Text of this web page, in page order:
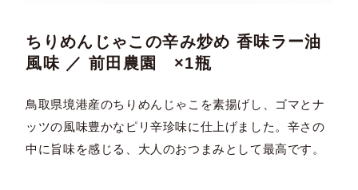
ちりめんじゃこの辛み炒め 香味ラー油
風味 ／ 前田農園 ×1瓶
鳥取県境港産のちりめんじゃこを素揚げし、ゴマとナ
ッツの風味豊かなピリ辛珍味に仕上げました。辛さの
中に旨味を感じる、大人のおつまみとして最高です。